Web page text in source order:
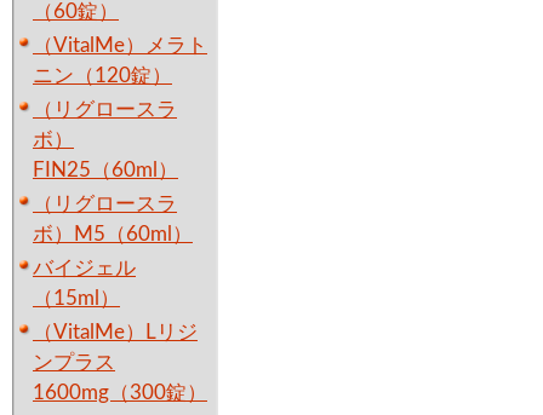
（60錠）
（VitalMe）メラト
ニン（120錠）
（リグロースラ
ボ）
FIN25（60ml）
（リグロースラ
ボ）M5（60ml）
バイジェル
（15ml）
（VitalMe）Lリジ
ンプラス
1600mg（300錠）